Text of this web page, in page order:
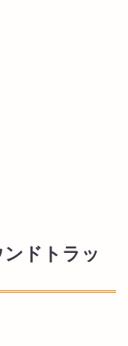
ンドトラッ